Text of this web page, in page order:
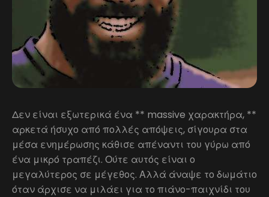
Δεν είναι εξωτερικά ένα ** massive χαρακτήρα, **
αρκετά ήσυχο από πολλές απόψεις, σίγουρα στα
μέσα ενημέρωσης κάθισε απέναντι του γύρω από
ένα μικρό τραπέζι. Ούτε αυτός είναι ο
μεγαλύτερος σε μέγεθος. Αλλά άναψε το δωμάτιο
όταν άρχισε να μιλάει για το πιάνο-παιχνίδι του